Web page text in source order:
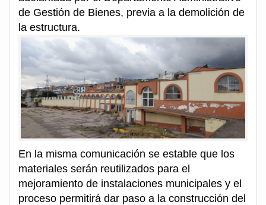
de Gestión de Bienes, previa a la demolición de
la estructura.
En la misma comunicación se estable que los
materiales serán reutilizados para el
mejoramiento de instalaciones municipales y el
proceso permitirá dar paso a la construcción del